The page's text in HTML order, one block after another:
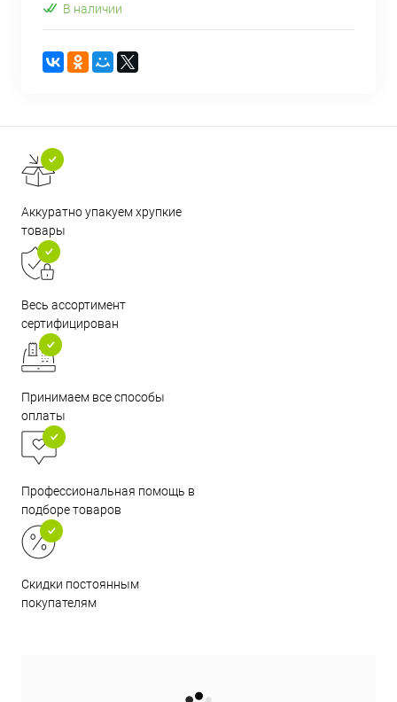
В наличии
Аккуратно упакуем хрупкие
товары
Весь ассортимент
сертифицирован
Принимаем все способы
оплаты
Профессиональная помощь в
подборе товаров
Скидки постоянным
покупателям